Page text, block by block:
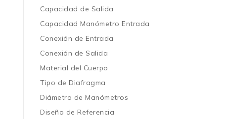
Capacidad de Salida
Capacidad Manómetro Entrada
Conexión de Entrada
Conexión de Salida
Material del Cuerpo
Tipo de Diafragma
Diámetro de Manómetros
Diseño de Referencia